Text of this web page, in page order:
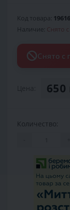
Код товара: 19616
Наличие: Снято
Снято с
650
Количество: